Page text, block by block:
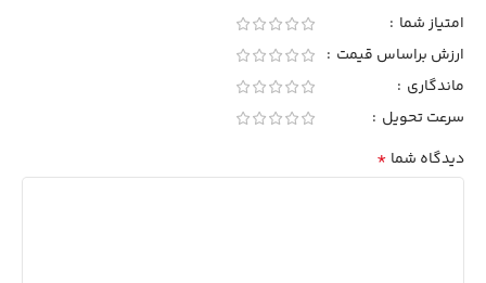
امتیاز شما
ارزش براساس قیمت
ماندگاری
سرعت تحویل
دیدگاه شما *